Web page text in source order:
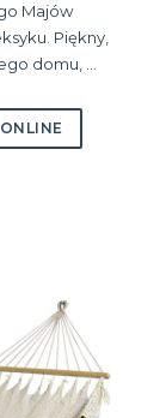
Majów
Piękny,
domu, ...